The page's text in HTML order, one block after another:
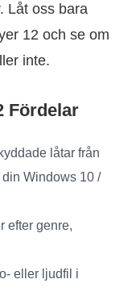
Låt oss bara
12 och se om
inte.
Fördelar
låtar från
Windows 10 /
efter genre,
eller ljudfil i